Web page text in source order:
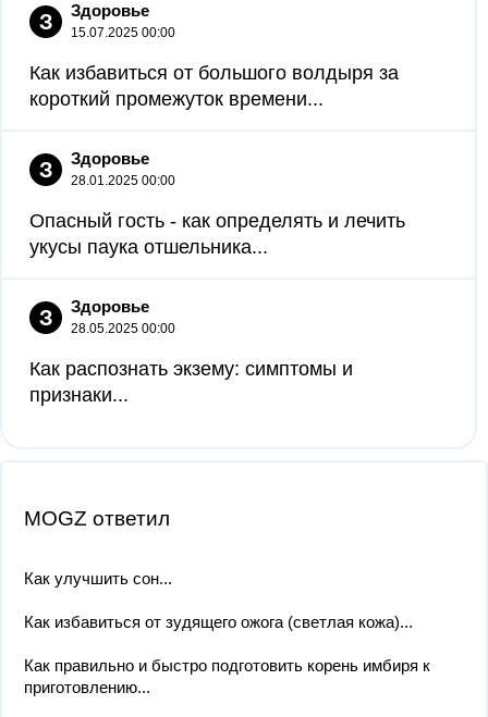
З Здоровье
15.07.2025 00:00
Как избавиться от большого волдыря за
короткий промежуток времени...
З Здоровье
28.01.2025 00:00
Опасный гость - как определять и лечить
укусы паука отшельника...
З Здоровье
28.05.2025 00:00
Как распознать экзему: симптомы и
признаки...
MOGZ ответил
Как улучшить сон...
Как избавиться от зудящего ожога (светлая кожа)...
Как правильно и быстро подготовить корень имбиря к
приготовлению...